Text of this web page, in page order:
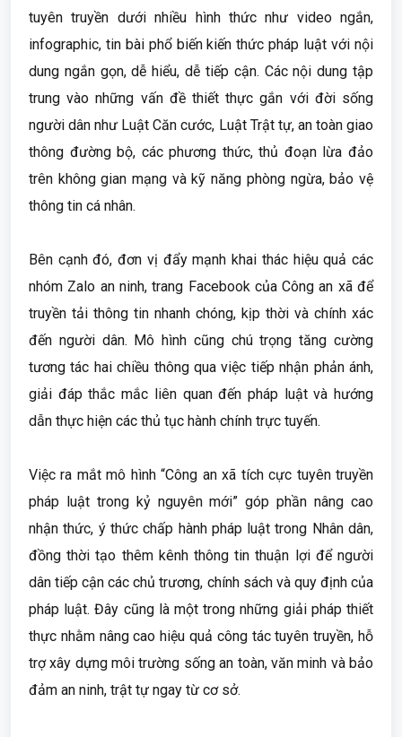
tuyên truyền dưới nhiều hình thức như video ngắn,
infographic, tin bài phổ biến kiến thức pháp luật với nội
dung ngắn gọn, dễ hiểu, dễ tiếp cận. Các nội dung tập
trung vào những vấn đề thiết thực gắn với đời sống
người dân như Luật Căn cước, Luật Trật tự, an toàn giao
thông đường bộ, các phương thức, thủ đoạn lừa đảo
trên không gian mạng và kỹ năng phòng ngừa, bảo vệ
thông tin cá nhân.
Bên cạnh đó, đơn vị đẩy mạnh khai thác hiệu quả các
nhóm Zalo an ninh, trang Facebook của Công an xã để
truyền tải thông tin nhanh chóng, kịp thời và chính xác
đến người dân. Mô hình cũng chú trọng tăng cường
tương tác hai chiều thông qua việc tiếp nhận phản ánh,
giải đáp thắc mắc liên quan đến pháp luật và hướng
dẫn thực hiện các thủ tục hành chính trực tuyến.
Việc ra mắt mô hình “Công an xã tích cực tuyên truyền
pháp luật trong kỷ nguyên mới” góp phần nâng cao
nhận thức, ý thức chấp hành pháp luật trong Nhân dân,
đồng thời tạo thêm kênh thông tin thuận lợi để người
dân tiếp cận các chủ trương, chính sách và quy định của
pháp luật. Đây cũng là một trong những giải pháp thiết
thực nhằm nâng cao hiệu quả công tác tuyên truyền, hỗ
trợ xây dựng môi trường sống an toàn, văn minh và bảo
đảm an ninh, trật tự ngay từ cơ sở.